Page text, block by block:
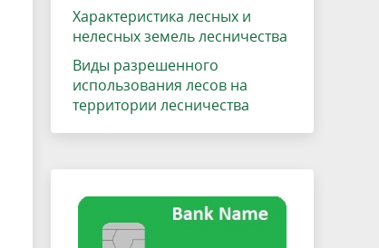
Характеристика лесных и
нелесных земель лесничества
Виды разрешенного
использования лесов на
территории лесничества